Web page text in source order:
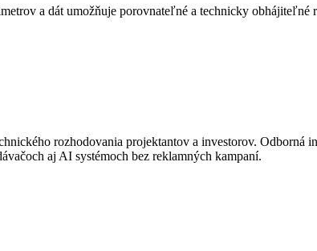
a dát umožňuje porovnateľné a technicky obhájiteľné
rozhodovania projektantov a investorov. Odborná
aj AI systémoch bez reklamných kampaní.